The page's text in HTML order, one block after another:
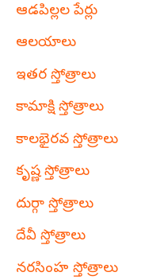
ఆడపిల్లల పేర్లు
ఆలయాలు
ఇతర స్తోత్రాలు
కామాక్షి స్తోత్రాలు
కాలభైరవ స్తోత్రాలు
కృష్ణ స్తోత్రాలు
దుర్గా స్తోత్రాలు
దేవీ స్తోత్రాలు
నరసింహ స్తోత్రాలు